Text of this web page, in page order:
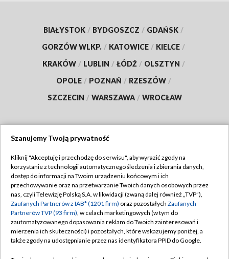
BIAŁYSTOK / BYDGOSZCZ / GDAŃSK /
GORZÓW WLKP. / KATOWICE / KIELCE /
KRAKÓW / LUBLIN / ŁÓDŹ / OLSZTYN /
OPOLE / POZNAŃ / RZESZÓW /
SZCZECIN / WARSZAWA / WROCŁAW
TVP
Abonament TVP
Emisja w TVP
Centrum informacji TVP
Naziemna Telewizja Cyfrowa
Regulamin TVP
Polityka prywatności
Moje zgody
Pomoc
Szanujemy Twoją prywatność
Kliknij "Akceptuję i przechodzę do serwisu", aby wyrazić zgody na
korzystanie z technologii automatycznego śledzenia i zbierania danych,
dostęp do informacji na Twoim urządzeniu końcowym i ich
przechowywanie oraz na przetwarzanie Twoich danych osobowych przez
nas, czyli Telewizję Polską S.A. w likwidacji (zwaną dalej również „TVP”),
Zaufanych Partnerów z IAB* (1201 firm) oraz pozostałych Zaufanych
Partnerów TVP (93 firm), w celach marketingowych (w tym do
zautomatyzowanego dopasowania reklam do Twoich zainteresowań i
mierzenia ich skuteczności) i pozostałych, które wskazujemy poniżej, a
także zgody na udostępnianie przez nas identyfikatora PPID do Google.